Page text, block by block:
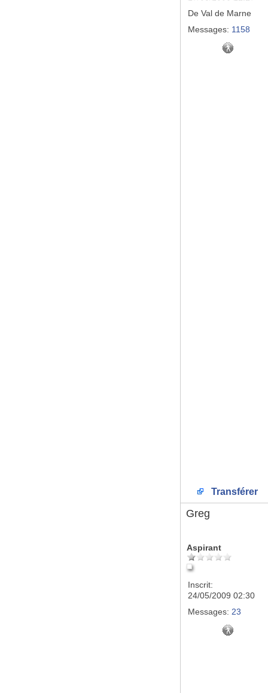
De Val de Marne
Messages: 1158
Transférer
Greg
Aspirant
Inscrit:
24/05/2009 02:30
Messages: 23